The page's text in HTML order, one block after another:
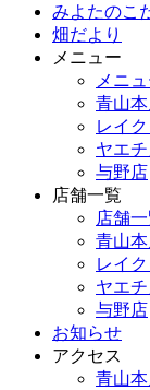
みよたのこ
畑だより
メニュー
メニ
青山
レイ
ヤエ
与野店
店舗一覧
店舗
青山
レイ
ヤエ
与野店
お知らせ
アクセス
青山